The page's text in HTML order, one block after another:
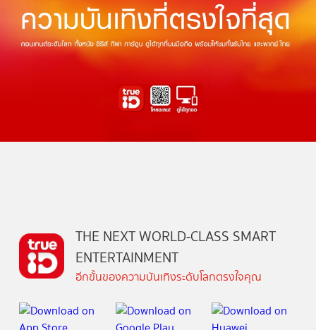
THE NEXT WORLD-CLASS SMART
ENTERTAINMENT
อีกขั้นของความบันเทิงระดับโลกตรงใจคุณ